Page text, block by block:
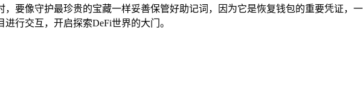
，要像守护最珍贵的宝藏一样妥善保管好助记词，因为它是恢复钱包的重要凭证，
行交互，开启探索DeFi世界的大门。